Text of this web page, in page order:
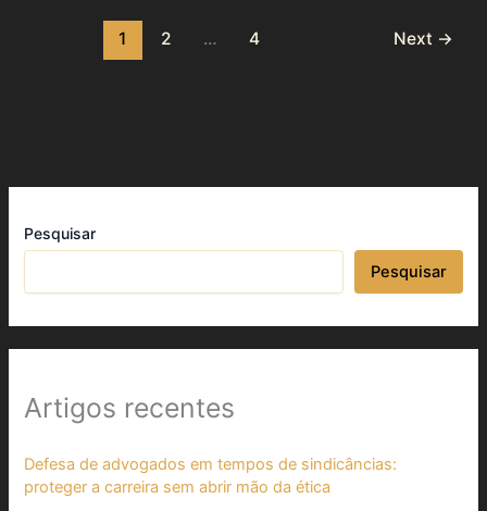
1 2 … 4 Next →
Pesquisar
Pesquisar
Artigos recentes
Defesa de advogados em tempos de sindicâncias:
proteger a carreira sem abrir mão da ética